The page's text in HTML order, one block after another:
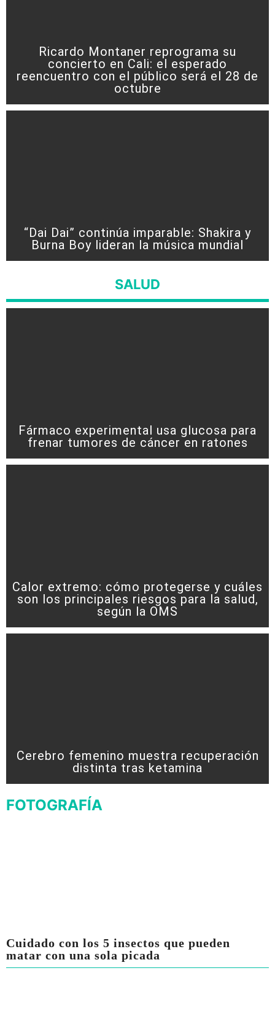
Ricardo Montaner reprograma su
concierto en Cali: el esperado
reencuentro con el público será el 28 de
octubre
“Dai Dai” continúa imparable: Shakira y
Burna Boy lideran la música mundial
SALUD
Fármaco experimental usa glucosa para
frenar tumores de cáncer en ratones
Calor extremo: cómo protegerse y cuáles
son los principales riesgos para la salud,
según la OMS
Cerebro femenino muestra recuperación
distinta tras ketamina
FOTOGRAFÍA
Cuidado con los 5 insectos que pueden
matar con una sola picada